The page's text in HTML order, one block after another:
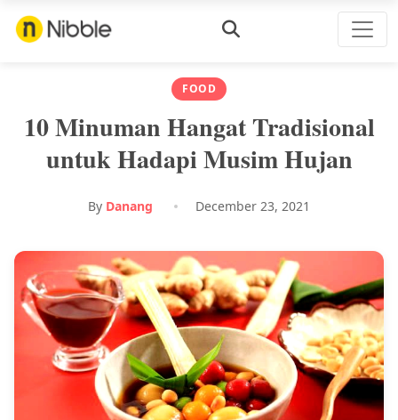
FOOD
10 Minuman Hangat Tradisional
untuk Hadapi Musim Hujan
By Danang December 23, 2021